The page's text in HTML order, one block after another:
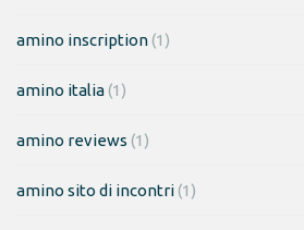
amino inscription(1)
amino italia(1)
amino reviews (1)
amino sito di incontri(1)